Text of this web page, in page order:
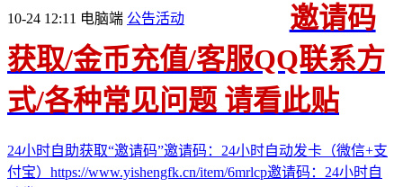
10-24 12:11 电脑端 公告活动
邀请码
获取/金币充值/客服QQ联系方
式/各种常见问题 请看此贴
24小时自助获取“邀请码”邀请码：24小时自动发卡（微信+支
付宝）https://www.yishengfk.cn/item/6mrlcp邀请码：24小时自